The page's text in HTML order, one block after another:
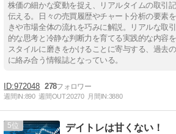
株価の細かな変動を捉え、リアルタイムの取引
伝える。日々の売買履歴やチャート分析の要素
きや市場全体の流れを巧みに解説。リアルな取
的な思考と冷静な判断力を育てる実践的な内容
スタイルに磨きをかけることに寄与する、過去
に絡み合う情報誌となっている。
972048 278
週間IN:890 週間OUT:20270 月間IN:3880
5 デイトレは甘くない！